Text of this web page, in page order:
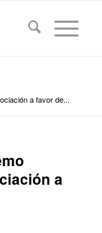
a favor de...
a